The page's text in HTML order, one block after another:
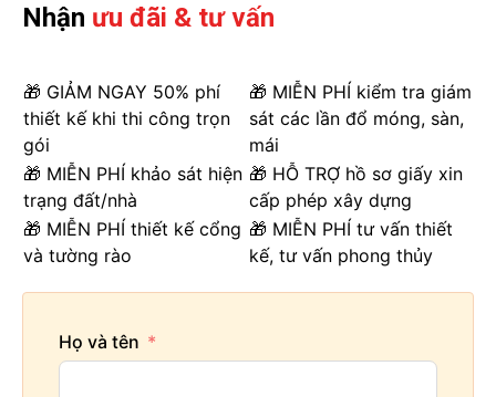
Nhận ưu đãi & tư vấn
🎁 GIẢM NGAY 50% phí
thiết kế khi thi công trọn
gói
🎁 MIỄN PHÍ kiểm tra giám
sát các lần đổ móng, sàn,
mái
🎁 MIỄN PHÍ khảo sát hiện
trạng đất/nhà
🎁 HỖ TRỢ hồ sơ giấy xin
cấp phép xây dựng
🎁 MIỄN PHÍ thiết kế cổng
và tường rào
🎁 MIỄN PHÍ tư vấn thiết
kế, tư vấn phong thủy
Họ và tên